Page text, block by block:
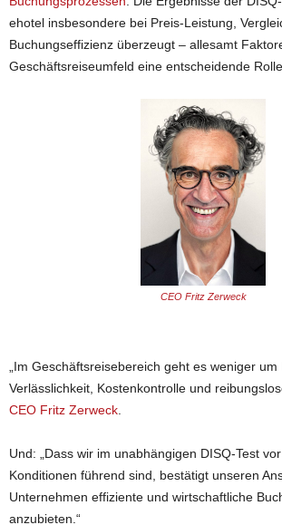
ehotel insbesondere bei Preis-Leistung,
Buchungseffizienz überzeugt – allesamt
Geschäftsreiseumfeld eine entscheidende
CEO Fritz Zerweck
„Im Geschäftsreisebereich geht es weniger
Verlässlichkeit, Kostenkontrolle und
CEO Fritz Zerweck
Und: „Dass wir im unabhängigen DISQ-Test
Konditionen führend sind, bestätigt unseren
Unternehmen effiziente und wirtschaftliche
anzubieten.“